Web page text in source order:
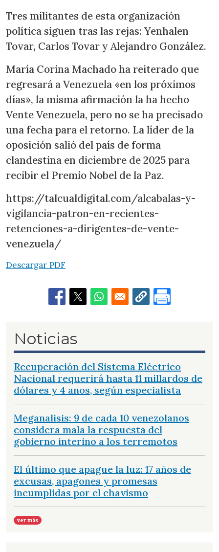
Tres militantes de esta organización
política siguen tras las rejas: Yenhalen
Tovar, Carlos Tovar y Alejandro González.
María Corina Machado ha reiterado que
regresará a Venezuela «en los próximos
días», la misma afirmación la ha hecho
Vente Venezuela, pero no se ha precisado
una fecha para el retorno. La líder de la
oposición salió del país de forma
clandestina en diciembre de 2025 para
recibir el Premio Nobel de la Paz.
https://talcualdigital.com/alcabalas-y-
vigilancia-patron-en-recientes-
retenciones-a-dirigentes-de-vente-
venezuela/
Descargar PDF
Noticias
Recuperación del Sistema Eléctrico
Nacional requerirá hasta 11 millardos de
dólares y 4 años, según especialista
Meganalisis: 9 de cada 10 venezolanos
considera mala la respuesta del
gobierno interino a los terremotos
El último que apague la luz: 17 años de
excusas, apagones y promesas
incumplidas por el chavismo
ver más